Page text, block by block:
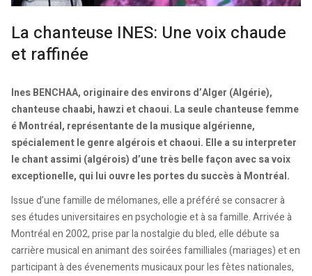
La chanteuse INES: Une voix chaude
et raffinée
Ines BENCHAA, originaire des environs d’Alger (Algérie),
chanteuse chaabi, hawzi et chaoui. La seule chanteuse femme
é Montréal, représentante de la musique algérienne,
spécialement le genre algérois et chaoui. Elle a su interpreter
le chant assimi (algérois) d’une très belle façon avec sa voix
exceptionelle, qui lui ouvre les portes du succès à Montréal.
Issue d’une famille de mélomanes, elle a préféré se consacrer à
ses études universitaires en psychologie et à sa famille. Arrivée à
Montréal en 2002, prise par la nostalgie du bled, elle débute sa
carrière musical en animant des soirées familliales (mariages) et en
participant à des évenements musicaux pour les fètes nationales,